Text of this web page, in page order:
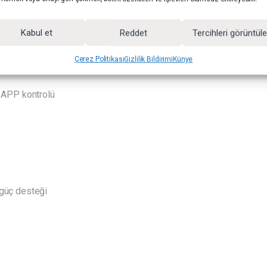
Kabul et Reddet Tercihleri görüntüle
Çerez PolitikasıGizlilik BildirimiKünye
kontrolü
desteği